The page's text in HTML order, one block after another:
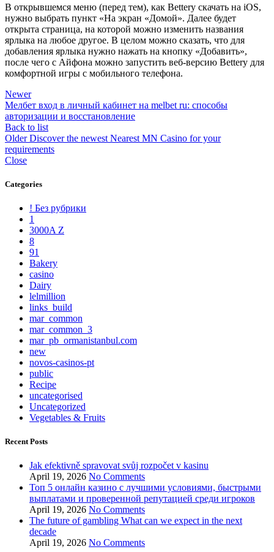
В открывшемся меню (перед тем), как Bettery скачать на iOS,
нужно выбрать пункт «На экран «Домой». Далее будет
открыта страница, на которой можно изменить названия
ярлыка на любое другое. В целом можно сказать, что для
добавления ярлыка нужно нажать на кнопку «Добавить»,
после чего с Айфона можно запустить веб-версию Bettery для
комфортной игры с мобильного телефона.
Newer
Мелбет вход в личный кабинет на melbet ru: способы
авторизации и восстановление
Back to list
Older Discover the newest Nearest MN Casino for your
requirements
Close
Categories
! Без рубрики
1
3000A Z
8
91
Bakery
casino
Dairy
lelmillion
links_build
mar_common
mar_common_3
mar_pb_ormanistanbul.com
new
novos-casinos-pt
public
Recipe
uncategorised
Uncategorized
Vegetables & Fruits
Recent Posts
Jak efektivně spravovat svůj rozpočet v kasinu
April 19, 2026 No Comments
Топ 5 онлайн казино с лучшими условиями, быстрыми
выплатами и проверенной репутацией среди игроков
April 19, 2026 No Comments
The future of gambling What can we expect in the next
decade
April 19, 2026 No Comments